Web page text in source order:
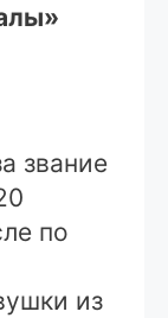
звание
по
из